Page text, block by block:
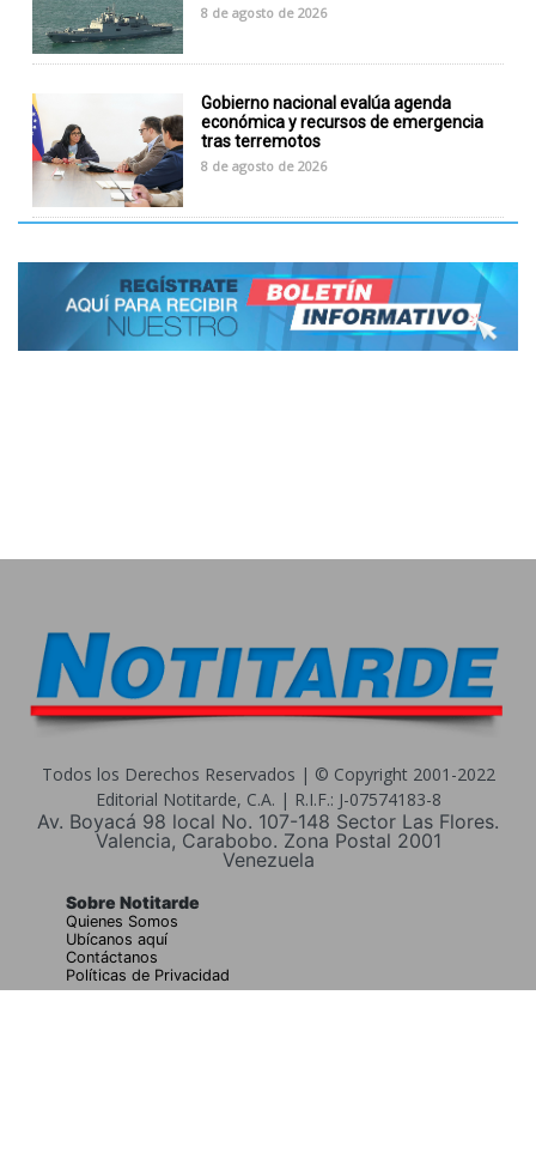
8 de agosto de 2026
Gobierno nacional evalúa agenda
económica y recursos de emergencia
tras terremotos
8 de agosto de 2026
Todos los Derechos Reservados | © Copyright 2001-2022
Editorial Notitarde, C.A. | R.I.F.: J-07574183-8
Av. Boyacá 98 local No. 107-148 Sector Las Flores.
Valencia, Carabobo. Zona Postal 2001
Venezuela
Sobre Notitarde
Quienes Somos
Ubícanos aquí
Contáctanos
Políticas de Privacidad